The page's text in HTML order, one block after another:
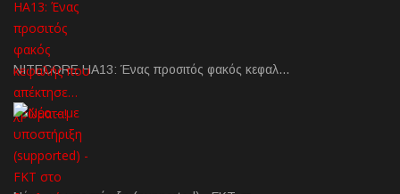
NITECORE HA13: Ένας προσιτός φακός κεφαλ…